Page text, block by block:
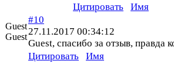
Цитировать
Имя
Guest
Guest
#10
27.11.2017 00:34:12
Guest, спасибо за отзыв, правда
Цитировать
Имя